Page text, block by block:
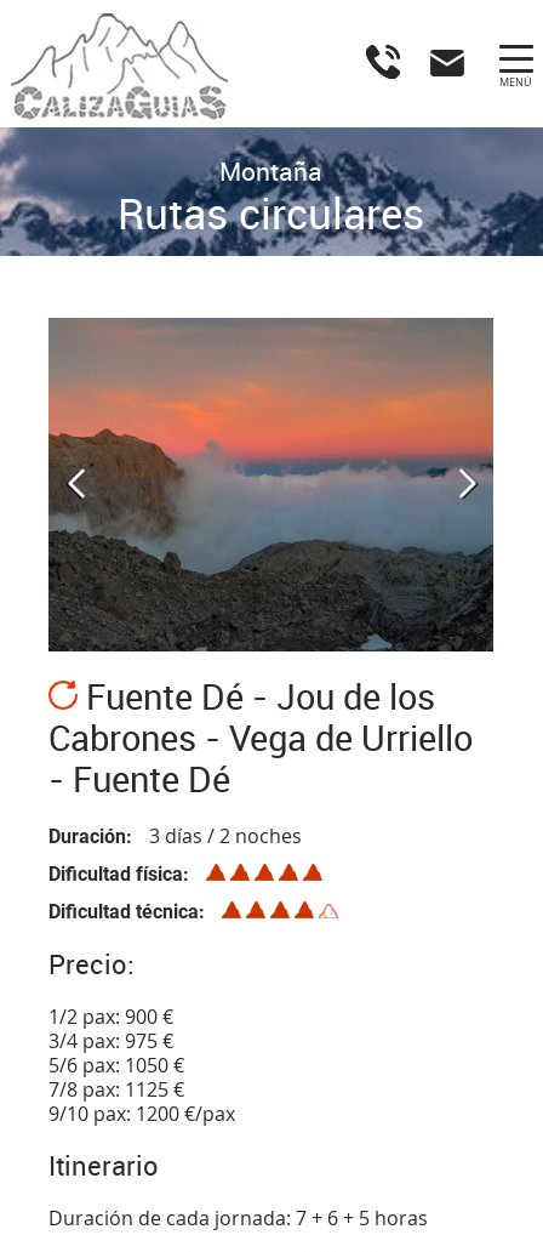
MENÚ
Montaña
Rutas circulares
Fuente Dé - Jou de los
Cabrones - Vega de Urriello
- Fuente Dé
Duración 3 días / 2 noches
Dificultad física
Dificultad técnica
Precio:
1/2 pax: 900 €
3/4 pax: 975 €
5/6 pax: 1050 €
7/8 pax: 1125 €
9/10 pax: 1200 €/pax
Itinerario
Duración de cada jornada: 7 + 6 + 5 horas